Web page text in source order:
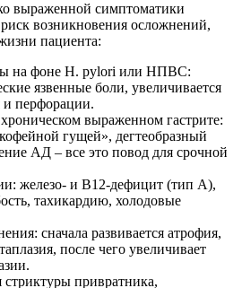
выраженной симптоматики
риск возникновения осложнений,
пациента:
на фоне H. pylori или НПВС:
язвенные боли, увеличивается
и перфорации.
выраженном гастрите:
гущей», дегтеобразный
АД – все это повод для срочной
железо- и В12-дефицит (тип A),
тахикардию, холодовые
сначала развивается атрофия,
после чего увеличивает
привратника,